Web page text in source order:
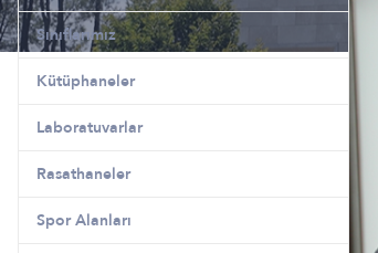
Sınıflarımız
Kütüphaneler
Laboratuvarlar
Rasathaneler
Spor Alanları